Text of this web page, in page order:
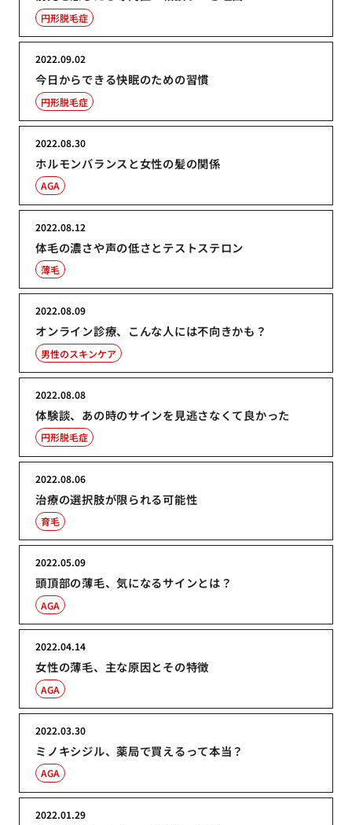
円形脱毛症
今日からできる快眠のための習慣
2022.09.02
円形脱毛症
ホルモンバランスと女性の髪の関係
2022.08.30
AGA
体毛の濃さや声の低さとテストステロン
2022.08.12
薄毛
オンライン診療、こんな人には不向きかも？
2022.08.09
男性のスキンケア
体験談、あの時のサインを見逃さなくて良かった
2022.08.08
円形脱毛症
治療の選択肢が限られる可能性
2022.08.06
育毛
頭頂部の薄毛、気になるサインとは？
2022.05.09
AGA
女性の薄毛、主な原因とその特徴
2022.04.14
AGA
ミノキシジル、薬局で買えるって本当？
2022.03.30
AGA
2022.01.29